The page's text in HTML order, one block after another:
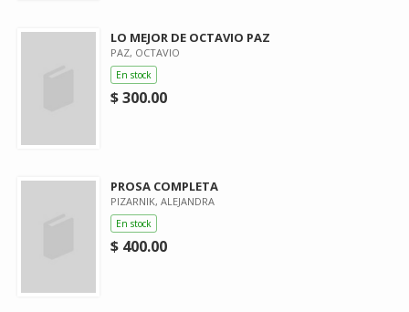
LO MEJOR DE OCTAVIO PAZ
PAZ, OCTAVIO
En stock
$ 300.00
PROSA COMPLETA
PIZARNIK, ALEJANDRA
En stock
$ 400.00